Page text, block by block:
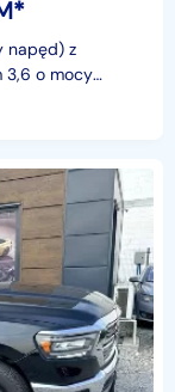
napęd) z
3,6 o mocy